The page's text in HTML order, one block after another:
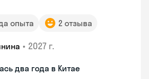
опыта 2 отзыва
• 2027 г.
два года в Китае